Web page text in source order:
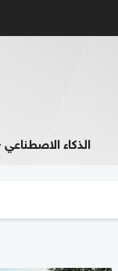
الذكاء الاصطناعي